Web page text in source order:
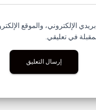
الإلكتروني، والموقع
في تعليقي.